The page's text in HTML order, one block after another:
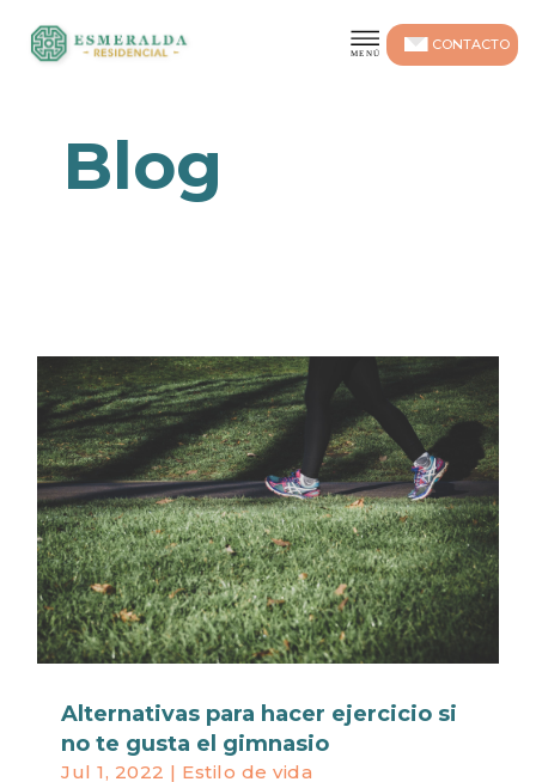
Blog
Alternativas para hacer ejercicio si
no te gusta el gimnasio
Jul 1, 2022 | Estilo de vida
CONTACTO